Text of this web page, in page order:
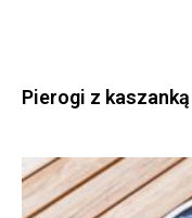
Pierogi z kaszanką